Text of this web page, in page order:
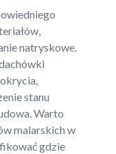
natryskowe.
stanu
Warto
malarskich w
gdzie